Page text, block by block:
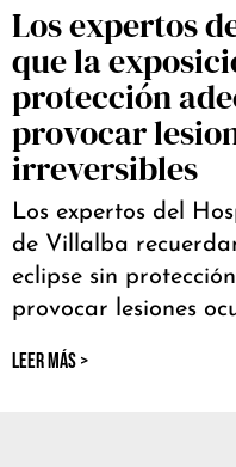
Los expertos
que la
protección
provocar
irreversibles
Los expertos del
de Villalba
eclipse sin
provocar lesiones
LEER MÁS >